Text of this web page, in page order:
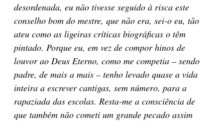
desordenada, eu não tivesse seguido à risca este
conselho bom do mestre, que não era, sei-o eu, tão
ateu como as ligeiras críticas biográficas o têm
pintado. Porque eu, em vez de compor hinos de
louvor ao Deus Eterno, como me competia – sendo
padre, de mais a mais – tenho levado quase a vida
inteira a escrever cantigas, sem número, para a
rapaziada das escolas. Resta-me a consciência de
que também não cometi um grande pecado assim